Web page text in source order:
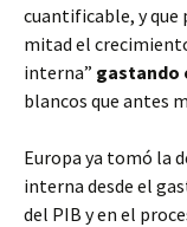
cuantificable, y que
mitad el
interna” gastando
blancos que antes
Europa ya tomó la
interna desde el
del PIB y en el